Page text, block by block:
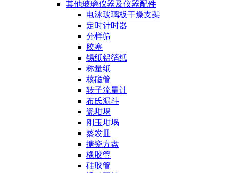
其他玻璃仪器及仪器配件
电泳玻璃板干燥支架
定时计时器
分样筛
胶塞
锡纸铝箔纸
称量纸
核磁管
转子流量计
布氏漏斗
瓷坩埚
刚玉坩埚
蒸发皿
搪瓷方盘
橡胶管
硅胶管